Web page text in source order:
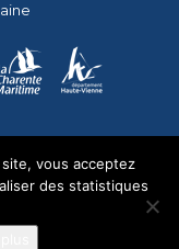
vous acceptez
des statistiques